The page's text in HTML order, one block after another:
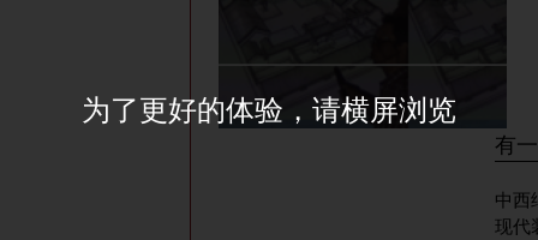
有
中西
现代
为了更好的体验，请横屏浏览